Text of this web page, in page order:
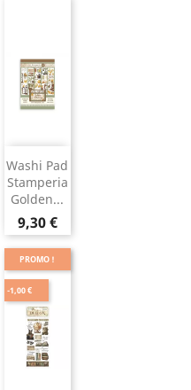
Washi Pad
Stamperia
Golden...
9,30 €
PROMO !
-1,00 €